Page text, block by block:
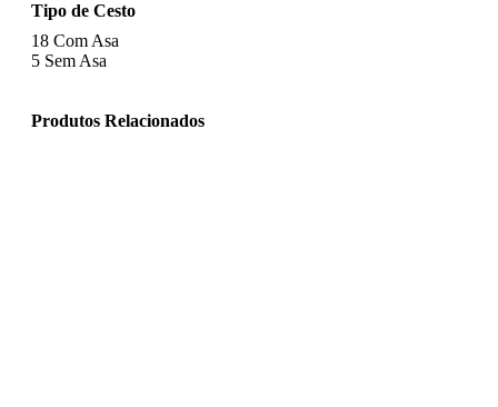
Tipo de Cesto
18 Com Asa
5 Sem Asa
Produtos Relacionados